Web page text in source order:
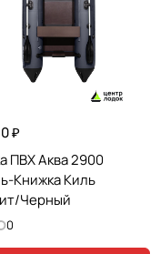
₽
ПВХ Аква 2900
Книжка Киль
Черный
0